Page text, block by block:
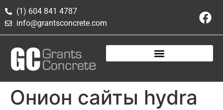
(1) 604 841 4787
info@grantsconcrete.com
Онион сайты hydra